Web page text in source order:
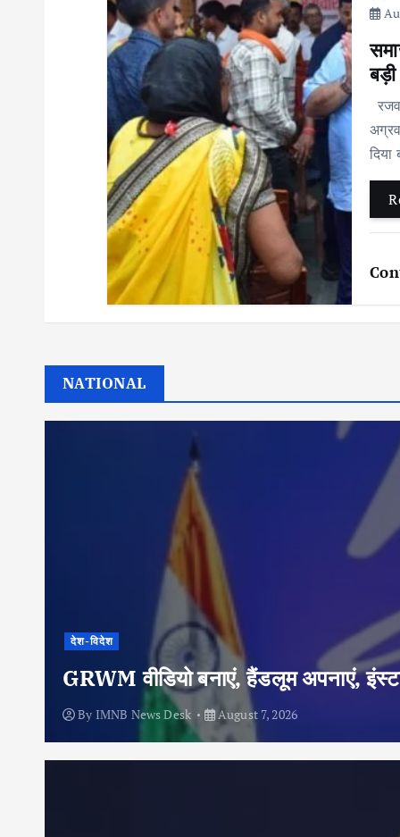
NATIONAL
देश-विदेश
GRWM वीडियो बनाएं, हैंडलूम अपनाएं,
By IMNB News Desk August 7, 2026